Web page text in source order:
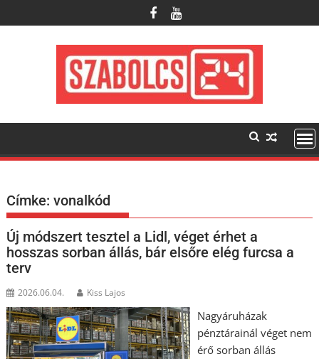
to
Címke:vonalkód
Új módszert tesztel a Lidl, véget érhet a
hosszas sorban állás, bár elsőre elég furcsa a
terv
2026.06.04. Kiss Lajos
Nagyáruházak
pénztárainál véget nem
érő sorban állás